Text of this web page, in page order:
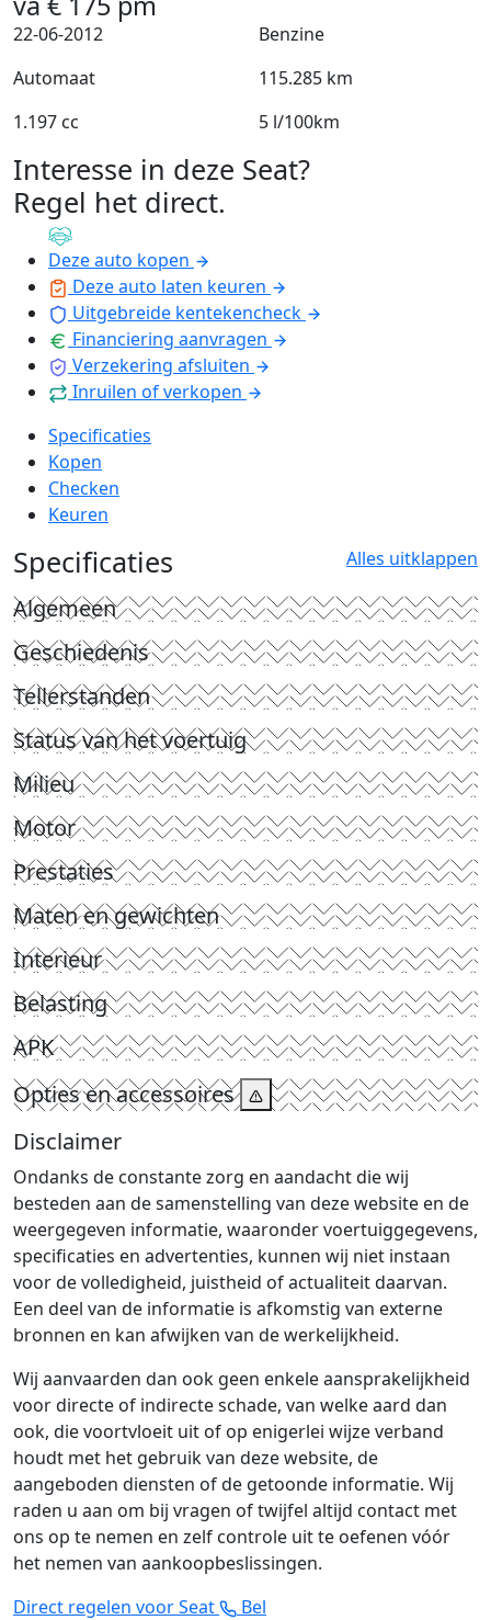
22-06-2012
Benzine
Automaat
115.285 km
1.197 cc
5 l/100km
Interesse in deze Seat?
Regel het direct.
Deze auto kopen
Deze auto laten keuren
Uitgebreide kentekencheck
Financiering aanvragen
Verzekering afsluiten
Inruilen of verkopen
Specificaties
Kopen
Checken
Keuren
Specificaties Alles uitklappen
Algemeen
Geschiedenis
Tellerstanden
Status van het voertuig
Milieu
Motor
Prestaties
Maten en gewichten
Interieur
Belasting
APK
Opties en accessoires
Disclaimer
Ondanks de constante zorg en aandacht die wij
besteden aan de samenstelling van deze website en de
weergegeven informatie, waaronder voertuiggegevens,
specificaties en advertenties, kunnen wij niet instaan
voor de volledigheid, juistheid of actualiteit daarvan.
Een deel van de informatie is afkomstig van externe
bronnen en kan afwijken van de werkelijkheid.
Wij aanvaarden dan ook geen enkele aansprakelijkheid
voor directe of indirecte schade, van welke aard dan
ook, die voortvloeit uit of op enigerlei wijze verband
houdt met het gebruik van deze website, de
aangeboden diensten of de getoonde informatie. Wij
raden u aan om bij vragen of twijfel altijd contact met
ons op te nemen en zelf controle uit te oefenen vóór
het nemen van aankoopbeslissingen.
Direct regelen voor Seat
Bel